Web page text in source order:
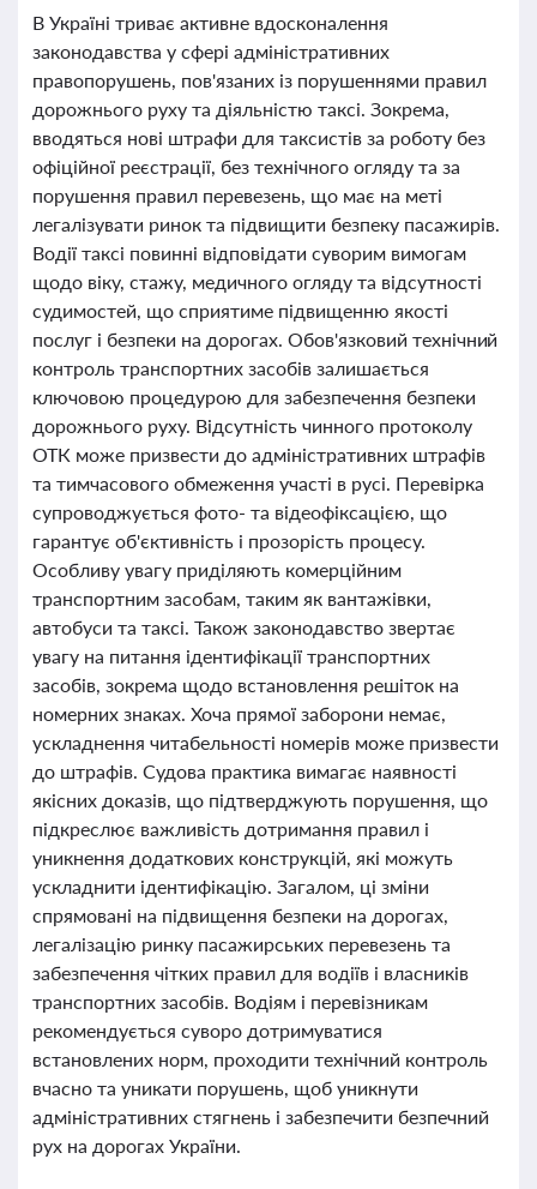
В Україні триває активне вдосконалення
законодавства у сфері адміністративних
правопорушень, пов'язаних із порушеннями правил
дорожнього руху та діяльністю таксі. Зокрема,
вводяться нові штрафи для таксистів за роботу без
офіційної реєстрації, без технічного огляду та за
порушення правил перевезень, що має на меті
легалізувати ринок та підвищити безпеку пасажирів.
Водії таксі повинні відповідати суворим вимогам
щодо віку, стажу, медичного огляду та відсутності
судимостей, що сприятиме підвищенню якості
послуг і безпеки на дорогах. Обов'язковий технічний
контроль транспортних засобів залишається
ключовою процедурою для забезпечення безпеки
дорожнього руху. Відсутність чинного протоколу
ОТК може призвести до адміністративних штрафів
та тимчасового обмеження участі в русі. Перевірка
супроводжується фото- та відеофіксацією, що
гарантує об'єктивність і прозорість процесу.
Особливу увагу приділяють комерційним
транспортним засобам, таким як вантажівки,
автобуси та таксі. Також законодавство звертає
увагу на питання ідентифікації транспортних
засобів, зокрема щодо встановлення решіток на
номерних знаках. Хоча прямої заборони немає,
ускладнення читабельності номерів може призвести
до штрафів. Судова практика вимагає наявності
якісних доказів, що підтверджують порушення, що
підкреслює важливість дотримання правил і
уникнення додаткових конструкцій, які можуть
ускладнити ідентифікацію. Загалом, ці зміни
спрямовані на підвищення безпеки на дорогах,
легалізацію ринку пасажирських перевезень та
забезпечення чітких правил для водіїв і власників
транспортних засобів. Водіям і перевізникам
рекомендується суворо дотримуватися
встановлених норм, проходити технічний контроль
вчасно та уникати порушень, щоб уникнути
адміністративних стягнень і забезпечити безпечний
рух на дорогах України.